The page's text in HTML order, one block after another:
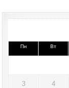
Пн Вт
3 4